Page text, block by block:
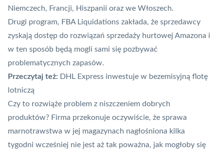
Niemczech, Francji, Hiszpanii oraz we Włoszech.
Drugi program, FBA Liquidations zakłada, że sprzedawcy
zyskają dostęp do rozwiązań sprzedaży hurtowej Amazona i
w ten sposób będą mogli sami się pozbywać
problematycznych zapasów.
Przeczytaj też: DHL Express inwestuje w bezemisyjną flotę
lotniczą
Czy to rozwiąże problem z niszczeniem dobrych
produktów? Firma przekonuje oczywiście, że sprawa
marnotrawstwa w jej magazynach nagłośniona kilka
tygodni wcześniej nie jest aż tak poważna, jak mogłoby się